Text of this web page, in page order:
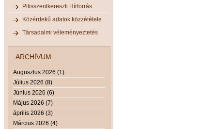
Pilisszentkereszti Hírforrás
Közérdekű adatok közzététele
Társadalmi véleményeztetés
ARCHÍVUM
Augusztus 2026 (1)
Július 2026 (8)
Június 2026 (6)
Május 2026 (7)
április 2026 (3)
Március 2026 (4)